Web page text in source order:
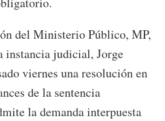
del Ministerio Público, MP,
instancia judicial, Jorge
viernes una resolución en
de la sentencia
la demanda interpuesta